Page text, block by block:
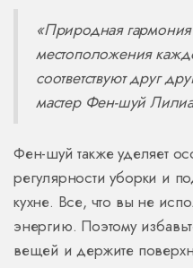
«Природная
местоположения
соответствуют друг
мастер Фен-шуй
Фен-шуй также уделяет
регулярности уборки и
кухне. Все, что вы не
энергию. Поэтому
вещей и держите